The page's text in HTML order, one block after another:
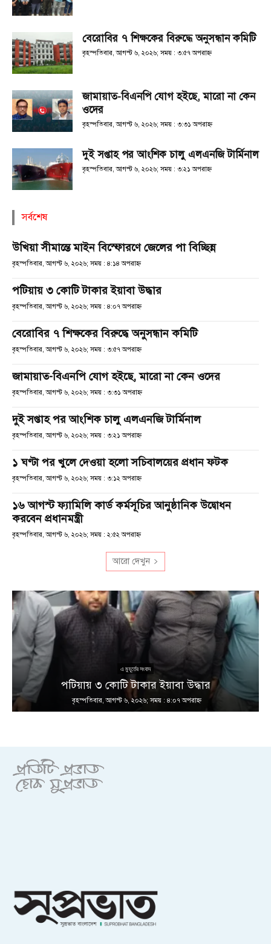
বেরোবির ৭ শিক্ষকের বিরুদ্ধে অনুসন্ধান কমিটি
বৃহস্পতিবার, আগস্ট ৬, ২০২৬; সময় : ৩:৫৭ অপরাহ্ণ
জামায়াত-বিএনপি যোগ হইছে, মারো না কেন
ওদের
বৃহস্পতিবার, আগস্ট ৬, ২০২৬; সময় : ৩:৩১ অপরাহ্ণ
দুই সপ্তাহ পর আংশিক চালু এলএনজি টার্মিনাল
বৃহস্পতিবার, আগস্ট ৬, ২০২৬; সময় : ৩:২১ অপরাহ্ণ
সর্বশেষ
উখিয়া সীমান্তে মাইন বিস্ফোরণে জেলের পা বিচ্ছিন্ন
বৃহস্পতিবার, আগস্ট ৬, ২০২৬; সময় : ৪:১৪ অপরাহ্ণ
পটিয়ায় ৩ কোটি টাকার ইয়াবা উদ্ধার
বৃহস্পতিবার, আগস্ট ৬, ২০২৬; সময় : ৪:০৭ অপরাহ্ণ
বেরোবির ৭ শিক্ষকের বিরুদ্ধে অনুসন্ধান কমিটি
বৃহস্পতিবার, আগস্ট ৬, ২০২৬; সময় : ৩:৫৭ অপরাহ্ণ
জামায়াত-বিএনপি যোগ হইছে, মারো না কেন ওদের
বৃহস্পতিবার, আগস্ট ৬, ২০২৬; সময় : ৩:৩১ অপরাহ্ণ
দুই সপ্তাহ পর আংশিক চালু এলএনজি টার্মিনাল
বৃহস্পতিবার, আগস্ট ৬, ২০২৬; সময় : ৩:২১ অপরাহ্ণ
১ ঘণ্টা পর খুলে দেওয়া হলো সচিবালয়ের প্রধান ফটক
বৃহস্পতিবার, আগস্ট ৬, ২০২৬; সময় : ৩:১২ অপরাহ্ণ
১৬ আগস্ট ফ্যামিলি কার্ড কর্মসূচির আনুষ্ঠানিক উদ্বোধন
করবেন প্রধানমন্ত্রী
বৃহস্পতিবার, আগস্ট ৬, ২০২৬; সময় : ২:৫২ অপরাহ্ণ
আরো দেখুন
এ মুহূর্তের সংবাদ
পটিয়ায় ৩ কোটি টাকার ইয়াবা উদ্ধার
বৃহস্পতিবার, আগস্ট ৬, ২০২৬; সময় : ৪:০৭ অপরাহ্ণ